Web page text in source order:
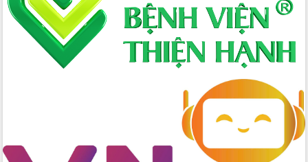
Tập trung triển khai quyết liệt, đồng bộ
các giải pháp nhằm thực hiện hiệu quả
các nhiệm vụ đề ra năm 2025
Phát huy vai trò của người có uy tín
trong phòng chống tảo hôn và hôn
gian phát triển mới